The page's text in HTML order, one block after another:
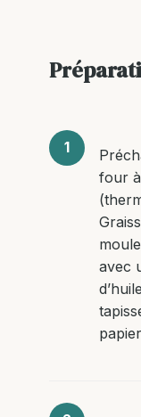
four à
avec